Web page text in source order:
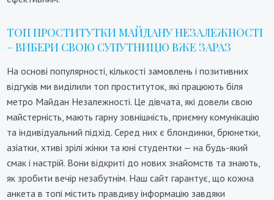
ТОП ПРОСТИТУТКИ МАЙДАНУ НЕЗАЛЕЖНОСТІ
– ВИБЕРИ СВОЮ СУПУТНИЦЮ ВЖЕ ЗАРАЗ
На основі популярності, кількості замовлень і позитивних
відгуків ми виділили топ проституток, які працюють біля
метро Майдан Незалежності. Це дівчата, які довели свою
майстерність, мають гарну зовнішність, приємну комунікацію
та індивідуальний підхід. Серед них є блондинки, брюнетки,
азіатки, хтиві зрілі жінки та юні студентки — на будь-який
смак і настрій. Вони відкриті до нових знайомств та знають,
як зробити вечір незабутнім. Наш сайт гарантує, що кожна
анкета в топі містить правдиву інформацію завдяки